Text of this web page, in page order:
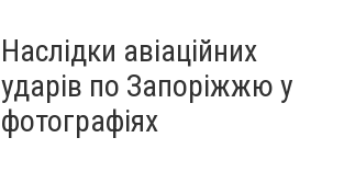
Наслідки авіаційних
ударів по Запоріжжю у
фотографіях